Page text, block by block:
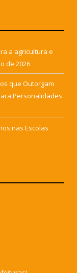
a agricultura e
de 2026
que Outorgam
Personalidades
nas Escolas